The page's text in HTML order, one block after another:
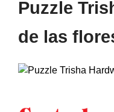
Puzzle
de las